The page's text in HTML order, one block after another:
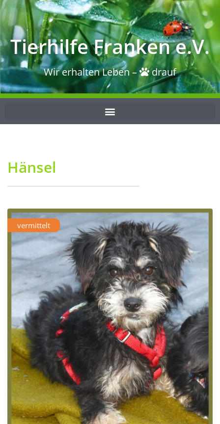
Tierhilfe Franken e.V.
Wir erhalten Leben – drauf
Hänsel
vermittelt